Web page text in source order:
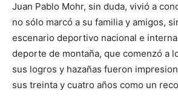
Juan Pablo Mohr, sin duda, vivió a
no sólo marcó a su familia y amigos,
escenario deportivo nacional e
deporte de montaña, que comenzó a
sus logros y hazañas fueron
sus treinta y cuatro años como un